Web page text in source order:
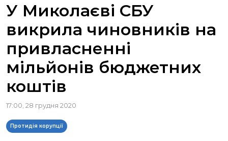
ВІДЕОГАЛЕРЕЯ
КОНТАКТИ ПРЕСЦЕНТРУ
У Миколаєві СБУ
викрила чиновників на
привласненні
мільйонів бюджетних
коштів
17:00, 28 грудня 2020
Протидія корупції